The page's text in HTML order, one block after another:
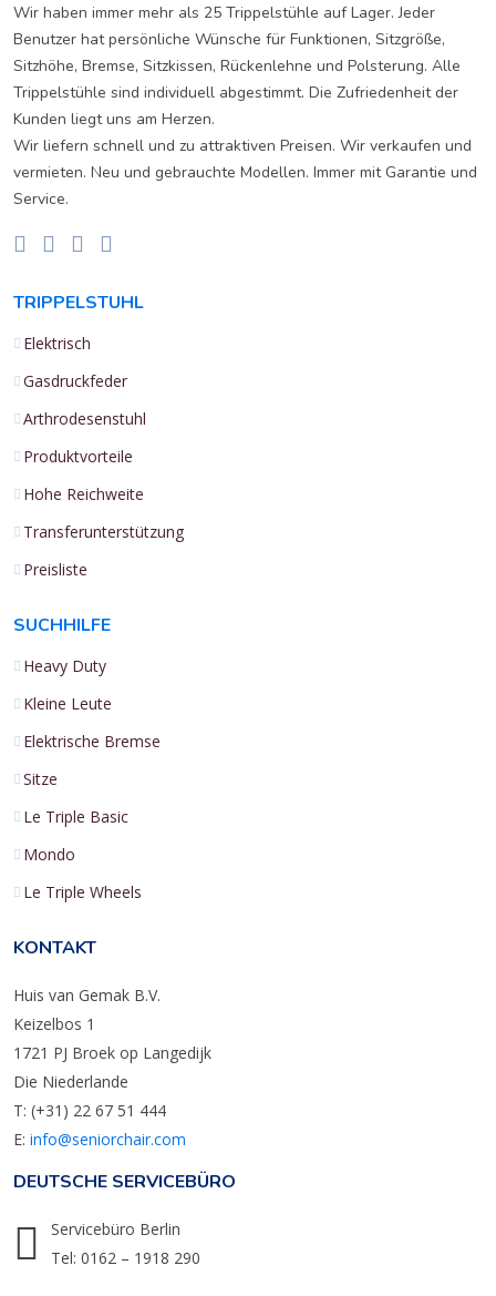
Wir haben immer mehr als 25 Trippelstühle auf Lager. Jeder
Benutzer hat persönliche Wünsche für Funktionen, Sitzgröße,
Sitzhöhe, Bremse, Sitzkissen, Rückenlehne und Polsterung. Alle
Trippelstühle sind individuell abgestimmt. Die Zufriedenheit der
Kunden liegt uns am Herzen.
Wir liefern schnell und zu attraktiven Preisen. Wir verkaufen und
vermieten. Neu und gebrauchte Modellen. Immer mit Garantie und
Service.
TRIPPELSTUHL
Elektrisch
Gasdruckfeder
Arthrodesenstuhl
Produktvorteile
Hohe Reichweite
Transferunterstützung
Preisliste
SUCHHILFE
Heavy Duty
Kleine Leute
Elektrische Bremse
Sitze
Le Triple Basic
Mondo
Le Triple Wheels
KONTAKT
Huis van Gemak B.V.
Keizelbos 1
1721 PJ Broek op Langedijk
Die Niederlande
T: (+31) 22 67 51 444
E: info@seniorchair.com
DEUTSCHE SERVICEBÜRO
Servicebüro Berlin
Tel: 0162 – 1918 290